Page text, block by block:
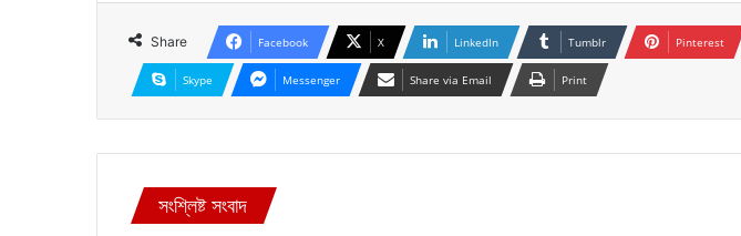
Share Facebook X LinkedIn Tumblr Pinterest
Skype Messenger Share via Email Print
সংশ্লিষ্ট সংবাদ